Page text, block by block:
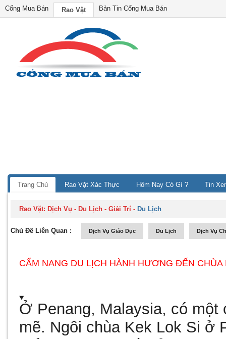
Cổng Mua Bán Rao Vặt Bản Tin Cổng Mua Bán
Trang Chủ Rao Vặt Xác Thực Hôm Nay Có Gì ? Tin
Rao Vặt: Dịch Vụ - Du Lịch - Giải Trí - Du Lịch
Chủ Đề Liên Quan : Dịch Vụ Giáo Dục Du Lịch Dịch Vụ
CẨM NANG DU LỊCH HÀNH HƯƠNG ĐẾN CHÙA
Ở Penang, Malaysia, có
mẽ. Ngôi chùa Kek Lok Si ở